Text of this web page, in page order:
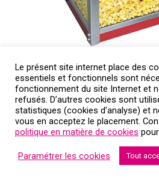
Location machine
Le présent site internet place des
essentiels et fonctionnels sont
fonctionnement du site Internet et
refusés. D’autres cookies sont
statistiques (cookies d’analyse) et
vous en acceptez le placement.
politique en matière de cookies
Paramétrer les cookies Tout